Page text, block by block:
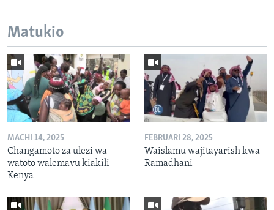
Matukio
MACHI 14, 2025
Changamoto za ulezi wa
watoto walemavu kiakili
Kenya
FEBRUARI 28, 2025
Waislamu wajitayarish kwa
Ramadhani